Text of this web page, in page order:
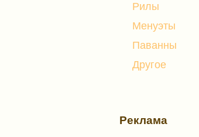
Рилы
Менуэты
Паванны
Другое
Реклама